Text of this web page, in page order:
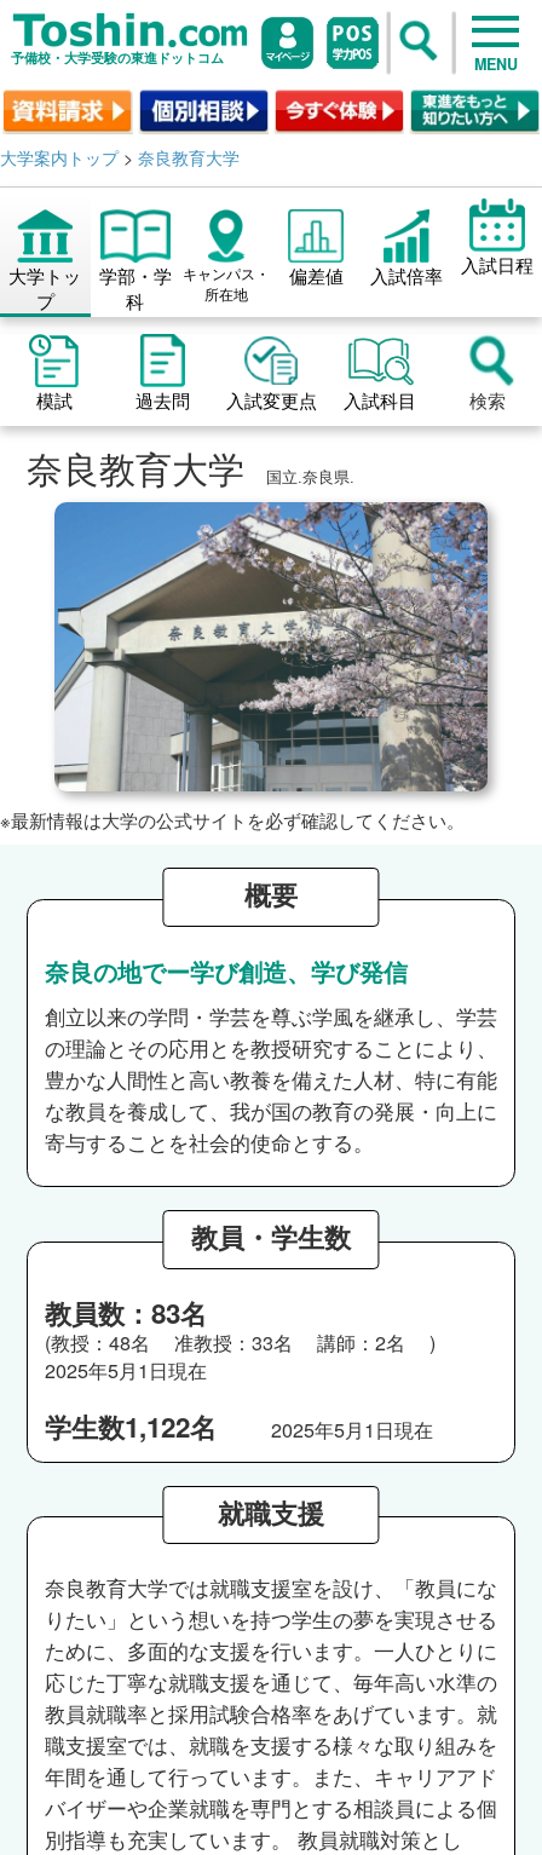
予備校・大学受験の東進ドットコム MENU
大学案内トップ> 奈良教育大学
大学トッ
プ
学部・学
科
キャンパス・
所在地
偏差値 入試倍率 入試日程
模試 過去問 入試変更点 入試科目 検索
奈良教育大学 国立.奈良県.
※最新情報は大学の公式サイトを必ず確認してください。
概要
奈良の地でー学び創造、学び発信
創立以来の学問・学芸を尊ぶ学風を継承し、学芸
の理論とその応用とを教授研究することにより、
豊かな人間性と高い教養を備えた人材、特に有能
な教員を養成して、我が国の教育の発展・向上に
寄与することを社会的使命とする。
教員・学生数
教員数：83名
(教授：48名 准教授：33名 講師：2名 )
2025年5月1日現在
学生数1,122名 2025年5月1日現在
就職支援
奈良教育大学では就職支援室を設け、「教員にな
りたい」という想いを持つ学生の夢を実現させる
ために、多面的な支援を行います。一人ひとりに
応じた丁寧な就職支援を通じて、毎年高い水準の
教員就職率と採用試験合格率をあげています。就
職支援室では、就職を支援する様々な取り組みを
年間を通して行っています。また、キャリアアド
バイザーや企業就職を専門とする相談員による個
別指導も充実しています。 教員就職対策とし